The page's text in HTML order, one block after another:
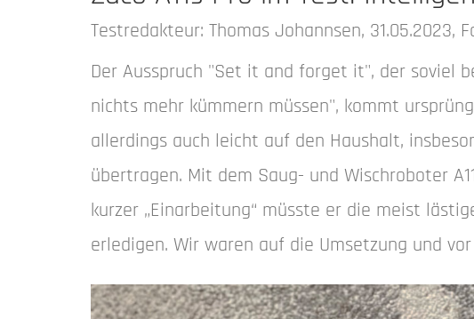
Testredakteur: Thomas Johannsen, 31.05.2023,
Der Ausspruch "Set it and forget it", der soviel
nichts mehr kümmern müssen", kommt
allerdings auch leicht auf den Haushalt,
übertragen. Mit dem Saug- und Wischroboter
kurzer „Einarbeitung“ müsste er die meist
erledigen. Wir waren auf die Umsetzung und